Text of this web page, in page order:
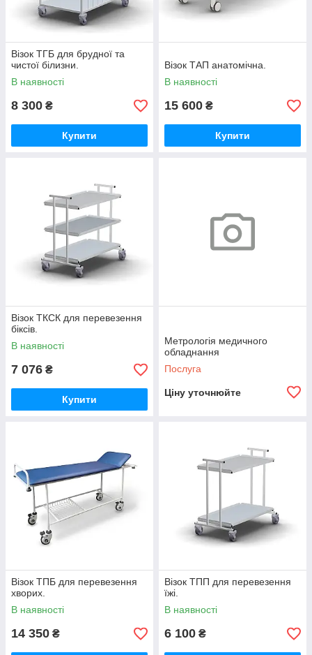
Візок ТГБ для брудної та
чистої білизни.
В наявності
8 300 ₴
Купити
Візок ТАП анатомічна.
В наявності
15 600 ₴
Купити
Візок ТКСК для перевезення
біксів.
В наявності
7 076 ₴
Купити
Метрологія медичного
обладнання
Послуга
Ціну уточнюйте
Візок ТПБ для перевезення
хворих.
В наявності
14 350 ₴
Візок ТПП для перевезення
їжі.
В наявності
6 100 ₴